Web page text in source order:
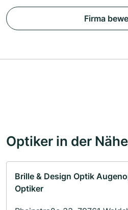
Firma
Optiker in der Nähe
Brille & Design Optik
Optiker